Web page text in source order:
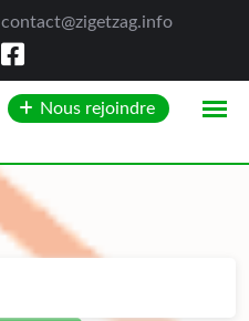
contact@zigetzag.info
Nous rejoindre